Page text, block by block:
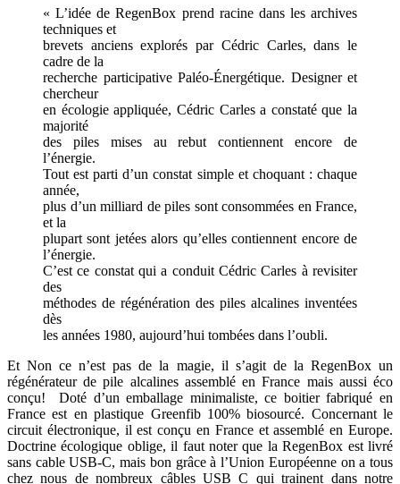
« L’idée de RegenBox prend racine dans les archives
techniques et
brevets anciens explorés par Cédric Carles, dans le
cadre de la
recherche participative Paléo-Énergétique. Designer et
chercheur
en écologie appliquée, Cédric Carles a constaté que la
majorité
des piles mises au rebut contiennent encore de
l’énergie.
Tout est parti d’un constat simple et choquant : chaque
année,
plus d’un milliard de piles sont consommées en France,
et la
plupart sont jetées alors qu’elles contiennent encore de
l’énergie.
C’est ce constat qui a conduit Cédric Carles à revisiter
des
méthodes de régénération des piles alcalines inventées
dès
les années 1980, aujourd’hui tombées dans l’oubli.
Et Non ce n’est pas de la magie, il s’agit de la RegenBox un
régénérateur de pile alcalines assemblé en France mais aussi éco
conçu! Doté d’un emballage minimaliste, ce boitier fabriqué en
France est en plastique Greenfib 100% biosourcé. Concernant le
circuit électronique, il est conçu en France et assemblé en Europe.
Doctrine écologique oblige, il faut noter que la RegenBox est livré
sans cable USB-C, mais bon grâce à l’Union Européenne on a tous
chez nous de nombreux câbles USB C qui trainent dans notre